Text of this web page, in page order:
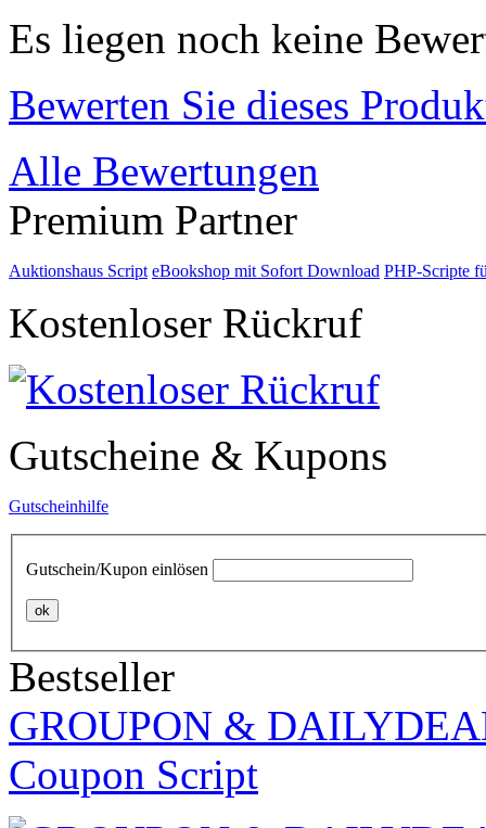
Es liegen noch keine
Bewerten Sie dieses
Alle Bewertungen
Premium Partner
Auktionshaus Script eBookshop mit Sofort Download PHP-Scripte
Kostenloser Rückruf
Gutscheine & Kupons
Gutscheinhilfe
Gutschein/Kupon einlösen
ok
Bestseller
GROUPON &
Coupon Script